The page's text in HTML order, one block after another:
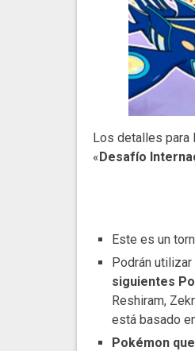
Los detalles para
«Desafío
Este es un
Podrán
siguientes
Reshiram,
está basado
Pokémon